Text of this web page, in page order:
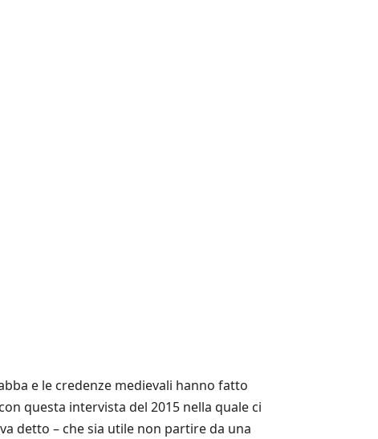
e le credenze medievali hanno fatto
questa intervista del 2015 nella quale ci
detto – che sia utile non partire da una